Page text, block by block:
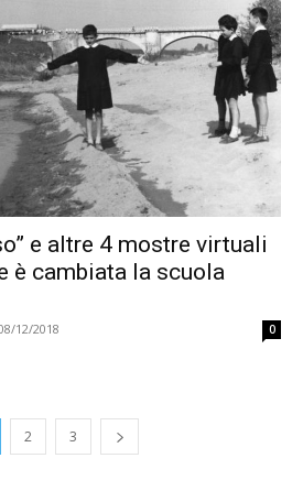
e altre 4 mostre virtuali
è cambiata la scuola
12/2018 0
2 3